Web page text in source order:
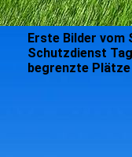
Erste Bilder vom
Schutzdienst
begrenzte